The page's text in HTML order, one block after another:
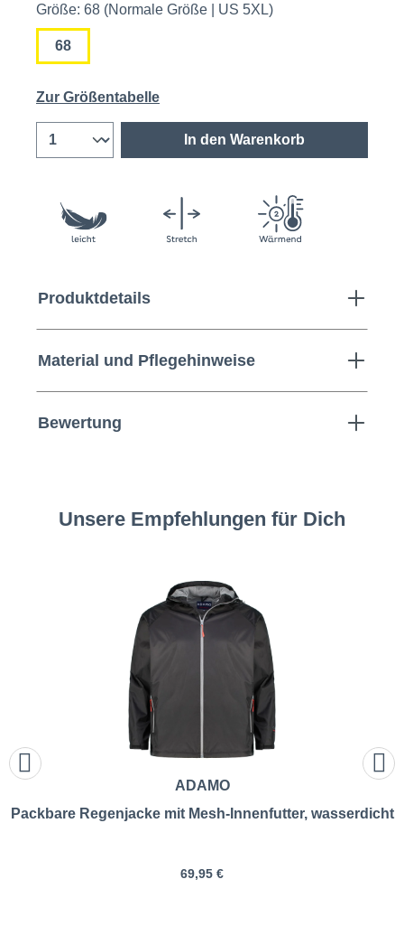
Größe: 68 (Normale Größe | US 5XL)
68
Zur Größentabelle
In den Warenkorb
Produktdetails
Material und Pflegehinweise
Bewertung
Unsere Empfehlungen für Dich
ADAMO
Packbare Regenjacke mit Mesh-Innenfutter, wasserdicht
69,95 €